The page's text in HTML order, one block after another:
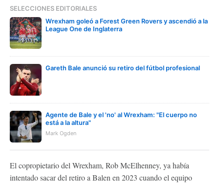
SELECCIONES EDITORIALES
Wrexham goleó a Forest Green Rovers y ascendió a la
League One de Inglaterra
Gareth Bale anunció su retiro del fútbol profesional
Agente de Bale y el 'no' al Wrexham: "El cuerpo no
está a la altura"
Mark Ogden
El copropietario del Wrexham, Rob McElhenney, ya había
intentado sacar del retiro a Balen en 2023 cuando el equipo